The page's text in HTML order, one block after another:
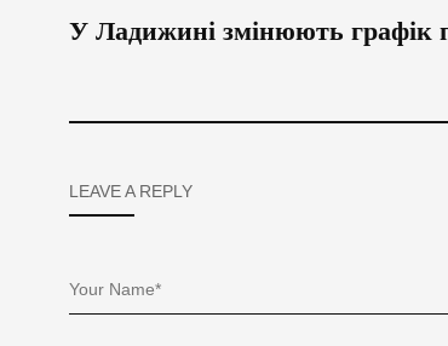
У Ладижині змінюють графік
LEAVE A REPLY